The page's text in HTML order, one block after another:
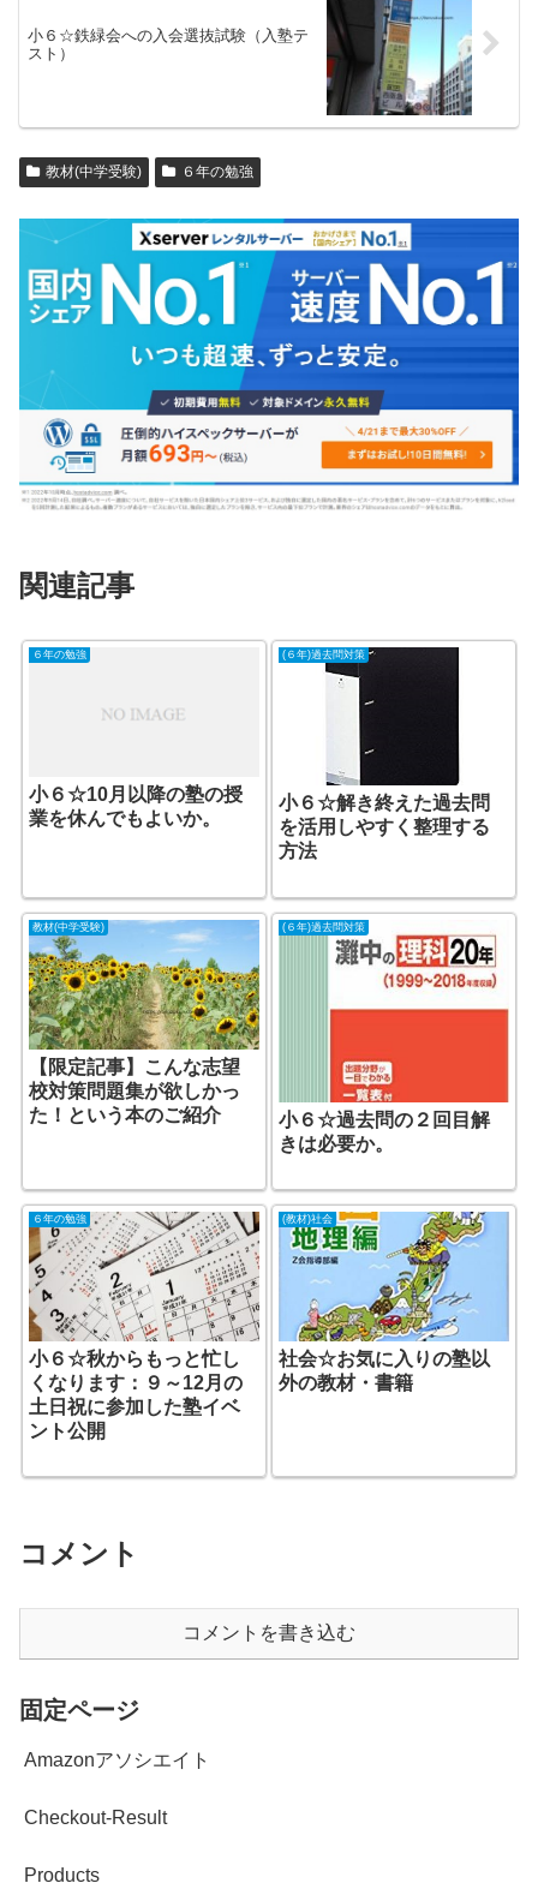
小６☆鉄緑会への入会選抜試験（入塾テ
スト）
教材(中学受験) ６年の勉強
関連記事
６年の勉強
小６☆10月以降の塾の授
業を休んでもよいか。
(６年)過去問対策
小６☆解き終えた過去問
を活用しやすく整理する
方法
教材(中学受験)
【限定記事】こんな志望
校対策問題集が欲しかっ
た！という本のご紹介
(６年)過去問対策
小６☆過去問の２回目解
きは必要か。
６年の勉強
小６☆秋からもっと忙し
くなります：９～12月の
土日祝に参加した塾イベ
ント公開
(教材)社会
社会☆お気に入りの塾以
外の教材・書籍
コメント
コメントを書き込む
固定ページ
Amazonアソシエイト
Checkout-Result
Products